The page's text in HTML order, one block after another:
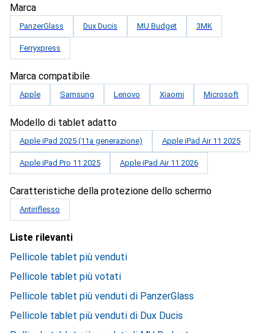
Marca
PanzerGlass Dux Ducis MU Budget 3MK
Ferryxpress
Marca compatibile
Apple Samsung Lenovo Xiaomi Microsoft
Modello di tablet adatto
Apple iPad 2025 (11a generazione) Apple iPad Air 11 2025
Apple iPad Pro 11 2025 Apple iPad Air 11 2026
Caratteristiche della protezione dello schermo
Antiriflesso
Liste rilevanti
Pellicole tablet più venduti
Pellicole tablet più votati
Pellicole tablet più venduti di PanzerGlass
Pellicole tablet più venduti di Dux Ducis